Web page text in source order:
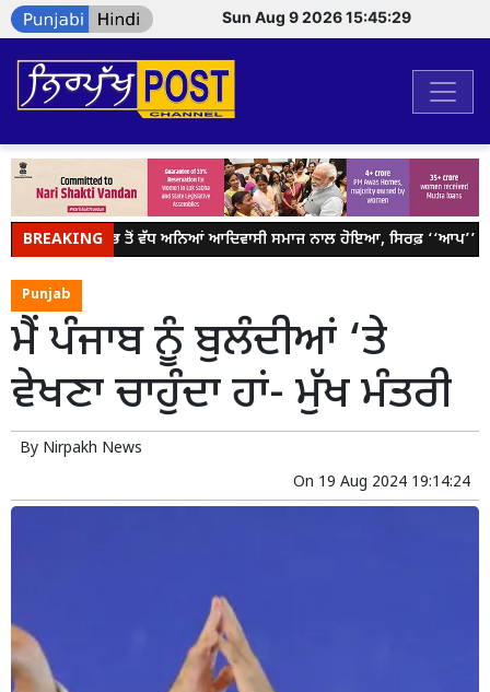
Sun Aug 9 2026 15:45:30
BREAKING
ਦੇਸ਼ ਵਿੱਚ ਸਭ ਤੋਂ ਵੱਧ ਅਨਿਆਂ ਆਦਿਵਾਸੀ ਸਮਾਜ ਨਾਲ ਹੋਇਆ, ਸਿਰਫ਼ ‘‘ਆਪ’’ ਲੜ
Punjab
ਮੈਂ ਪੰਜਾਬ ਨੂੰ ਬੁਲੰਦੀਆਂ ‘ਤੇ
ਵੇਖਣਾ ਚਾਹੁੰਦਾ ਹਾਂ- ਮੁੱਖ ਮੰਤਰੀ
By Nirpakh News
On 19 Aug 2024 19:14:24